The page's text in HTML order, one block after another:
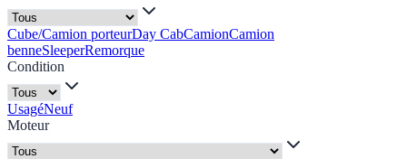
Cube/Camion porteurDay CabCamionCamion
benneSleeperRemorque
Condition
UsagéNeuf
Moteur